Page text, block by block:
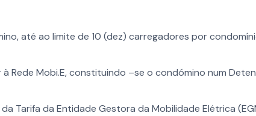
até ao limite de 10 (dez) carregadores por
Rede Mobi.E, constituindo –se o condómino num
Tarifa da Entidade Gestora da Mobilidade Elétrica